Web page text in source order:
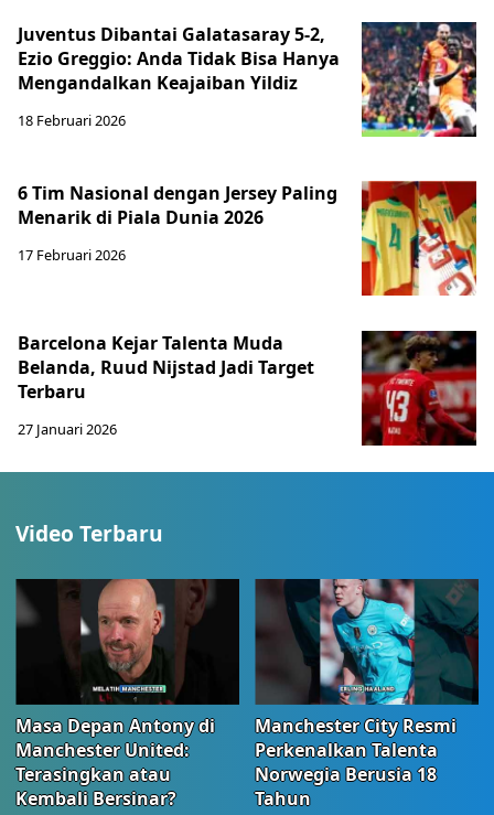
Juventus Dibantai Galatasaray 5-2,
Ezio Greggio: Anda Tidak Bisa Hanya
Mengandalkan Keajaiban Yildiz
18 Februari 2026
6 Tim Nasional dengan Jersey Paling
Menarik di Piala Dunia 2026
17 Februari 2026
Barcelona Kejar Talenta Muda
Belanda, Ruud Nijstad Jadi Target
Terbaru
27 Januari 2026
Video Terbaru
Masa Depan Antony di
Manchester United:
Terasingkan atau
Kembali Bersinar?
Manchester City Resmi
Perkenalkan Talenta
Norwegia Berusia 18
Tahun